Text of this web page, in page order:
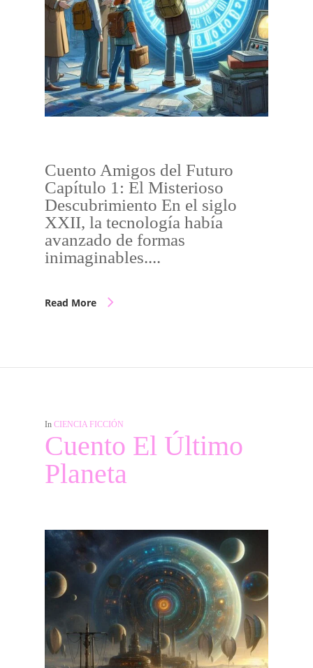
Cuento Amigos del Futuro
Capítulo 1: El Misterioso
Descubrimiento En el siglo
XXII, la tecnología había
avanzado de formas
inimaginables....
Read More
In CIENCIA FICCIÓN
Cuento El Último
Planeta